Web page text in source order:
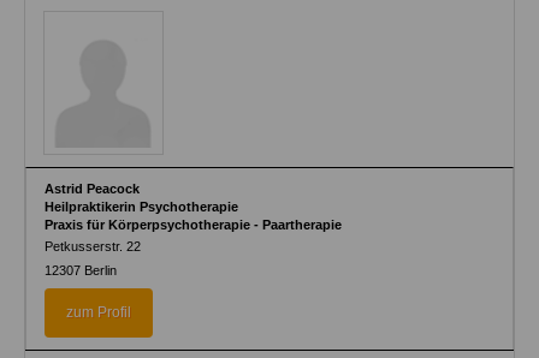
Astrid Peacock
Heilpraktikerin Psychotherapie
Praxis für Körperpsychotherapie - Paartherapie
Petkusserstr. 22
12307 Berlin
zum Profil